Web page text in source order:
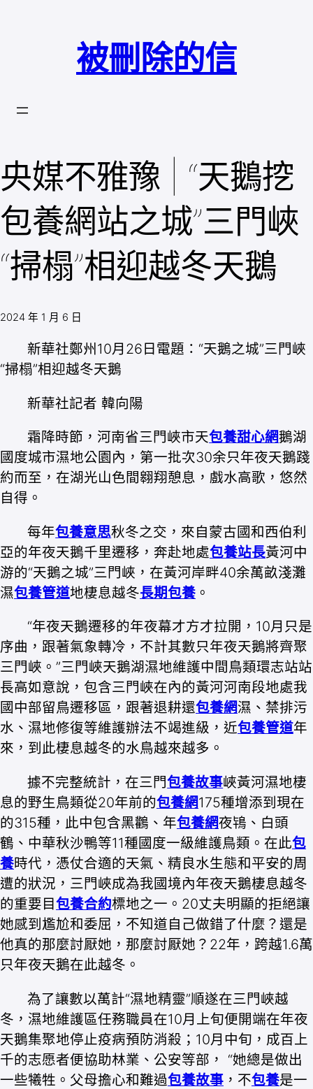
被刪除的信
央媒不雅豫 | “天鵝挖
包養網站之城”三門峽
“掃榻”相迎越冬天鵝
2024 年 1 月 6 日
新華社鄭州10月26日電題：“天鵝之城”三門峽
“掃榻”相迎越冬天鵝
新華社記者 韓向陽
霜降時節，河南省三門峽市天包養甜心網鵝湖
國度城市濕地公園內，第一批次30余只年夜天鵝踐
約而至，在湖光山色間翱翔憩息，戲水高歌，悠然
自得。
每年包養意思秋冬之交，來自蒙古國和西伯利
亞的年夜天鵝千里遷移，奔赴地處包養站長黃河中
游的“天鵝之城”三門峽，在黃河岸畔40余萬畝淺灘
濕包養管道地棲息越冬長期包養 。
“年夜天鵝遷移的年夜幕才方才拉開，10月只是
序曲，跟著氣象轉冷，不計其數只年夜天鵝將齊聚
三門峽。”三門峽天鵝湖濕地維護中間鳥類環志站站
長高如意說，包含三門峽在內的黃河河南段地處我
國中部留鳥遷移區，跟著退耕還包養網濕、禁排污
水、濕地修復等維護辦法不竭進級，近包養管道年
來，到此棲息越冬的水鳥越來越多。
據不完整統計，在三門包養故事峽黃河濕地棲
息的野生鳥類從20年前的包養網175種增添到現在
的315種，此中包含黑鸛、年包養網夜鴇、白頭
鶴、中華秋沙鴨等11種國度一級維護鳥類。在此包
養時代，憑仗合適的天氣、精良水生態和平安的周
遭的狀況，三門峽成為我國境內年夜天鵝棲息越冬
的重要目包養合約標地之一。20丈夫明顯的拒絕讓
她感到尷尬和委屈，不知道自己做錯了什麼？還是
他真的那麼討厭她，那麼討厭她？22年，跨越1.6萬
只年夜天鵝在此越冬。
為了讓數以萬計“濕地精靈”順遂在三門峽越
冬，濕地維護區任務職員在10月上旬便開端在年夜
天鵝集聚地停止疫病預防消殺；10月中旬，成百上
千的志愿者便協助林業、公安等部， “她總是做出
一些犧牲。父母擔心和難過包養故事 ，不包養是一